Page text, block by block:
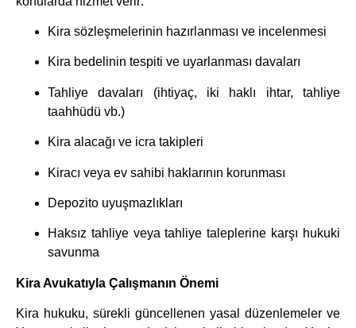
Kira sözleşmelerinin hazırlanması ve incelenmesi
Kira bedelinin tespiti ve uyarlanması davaları
Tahliye davaları (ihtiyaç, iki haklı ihtar, tahliye
taahhüdü vb.)
Kira alacağı ve icra takipleri
Kiracı veya ev sahibi haklarının korunması
Depozito uyuşmazlıkları
Haksız tahliye veya tahliye taleplerine karşı hukuki
savunma
Kira Avukatıyla Çalışmanın Önemi
Kira hukuku, sürekli güncellenen yasal düzenlemeler ve